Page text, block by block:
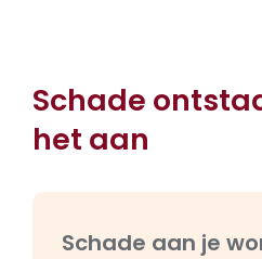
Schade
het aan
Schade aan je